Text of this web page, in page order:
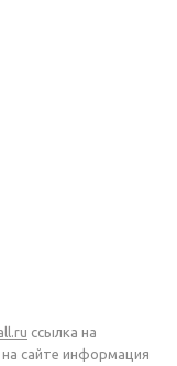
ссылка на
на сайте информация